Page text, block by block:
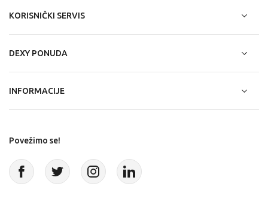
KORISNIČKI SERVIS
DEXY PONUDA
INFORMACIJE
Povežimo se!